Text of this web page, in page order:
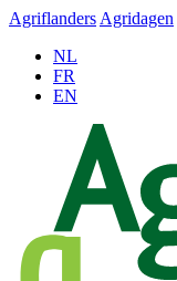
Agriflanders Agridagen
NL
FR
EN